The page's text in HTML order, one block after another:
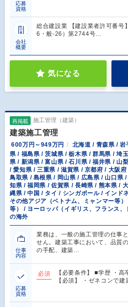
応募
資格
会社
概要
総合建設業 【建設業者許可番号
6・般-26）第2744号…
気になる
再掲載 施工管理（建築）
建築施工管理
600万円～949万円
北海道 / 青森県 /
県 / 福島県 / 茨城県 / 栃木県 / 群馬県 / 埼
県 / 新潟県 / 富山県 / 石川県 / 福井県 / 山
/ 愛知県 / 三重県 / 滋賀県 / 京都府 / 大阪
鳥取県 / 島根県 / 岡山県 / 広島県 / 山口県
知県 / 福岡県 / 佐賀県 / 長崎県 / 熊本県 /
縄県 / 中国 / タイ / シンガポール / インド
その他アジア（ベトナム、ミャンマー等
等） / ヨーロッパ（イギリス、フランス
の海外
仕事
内容
業務は、一般の施工管理の仕事
せん。建築工事において、品質
の手配、建築…
応募
資格
必須
【必要条件】 ■学歴 ・
【必須】 ・ゼネコンで